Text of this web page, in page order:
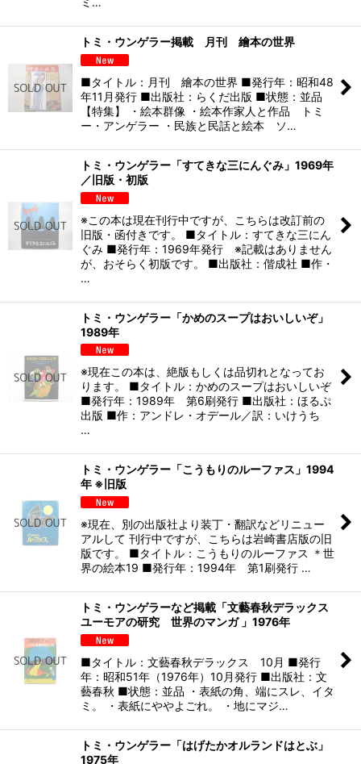
トミ・ウンゲラー掲載 月刊 繪本の世界
■タイトル：月刊 繪本の世界 ■発行年：昭和48
年11月発行 ■出版社：らくだ出版 ■状態：並品
【特集】 ・絵本群像 ・絵本作家人と作品 トミ
ー・アンゲラー ・民族と民話と絵本 ソ…
トミ・ウンゲラー「すてきな三にんぐみ」1969年
／旧版・初版
※この本は現在刊行中ですが、こちらは改訂前の
旧版・函付きです。 ■タイトル：すてきな三にん
ぐみ ■発行年：1969年発行 ※記載はありません
が、おそらく初版です。 ■出版社：偕成社 ■作・
…
トミ・ウンゲラー「かめのスープはおいしいぞ」
1989年
※現在この本は、絶版もしくは品切れとなってお
ります。 ■タイトル：かめのスープはおいしいぞ
■発行年：1989年 第6刷発行 ■出版社：ほるぷ
出版 ■作：アンドレ・オデール／訳：いけうち
…
トミ・ウンゲラー「こうもりのルーファス」1994
年 ※旧版
※現在、別の出版社より装丁・翻訳などリニュー
アルして 刊行中ですが、こちらは岩崎書店版の旧
版です。 ■タイトル：こうもりのルーファス ＊世
界の絵本19 ■発行年：1994年 第1刷発行 …
トミ・ウンゲラーなど掲載「文藝春秋デラックス
ユーモアの研究 世界のマンガ 」1976年
■タイトル：文藝春秋デラックス 10月 ■発行
年：昭和51年（1976年）10月発行 ■出版社：文
藝春秋 ■状態：並品 ・表紙の角、端にスレ、イタ
ミ。 ・表紙にややよごれ。 ・地にマジ…
トミ・ウンゲラー「はげたかオルランドはとぶ」
1975年